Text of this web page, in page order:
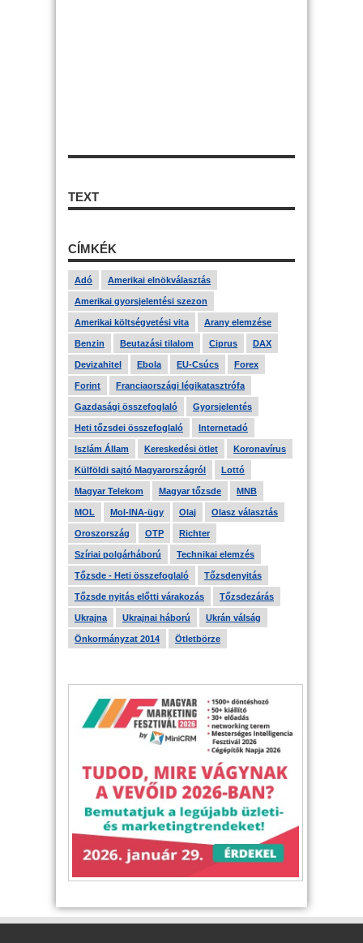
TEXT
CÍMKÉK
Adó Amerikai elnökválasztás
Amerikai gyorsjelentési szezon
Amerikai költségvetési vita Arany elemzése
Benzin Beutazási tilalom Ciprus DAX
Devizahitel Ebola EU-Csúcs Forex
Forint Franciaországi légikatasztrófa
Gazdasági összefoglaló Gyorsjelentés
Heti tőzsdei összefoglaló Internetadó
Iszlám Állam Kereskedési ötlet Koronavírus
Külföldi sajtó Magyarországról Lottó
Magyar Telekom Magyar tőzsde MNB
MOL Mol-INA-ügy Olaj Olasz választás
Oroszország OTP Richter
Szíriai polgárháború Technikai elemzés
Tőzsde - Heti összefoglaló Tőzsdenyitás
Tőzsde nyitás előtti várakozás Tőzsdezárás
Ukrajna Ukrajnai háború Ukrán válság
Önkormányzat 2014 Ötletbörze